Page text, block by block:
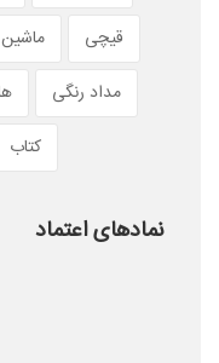
قیچی
مداد رنگی
کتاب
نمادهای اعتماد